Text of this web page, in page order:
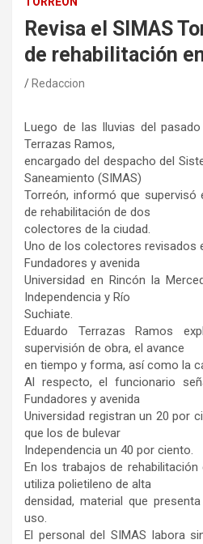
Revisa el SIMAS
de rehabilitación
Redaccion
Luego de las lluvias del
Terrazas Ramos,
encargado del despacho del
Saneamiento (SIMAS)
Torreón, informó que supervisó
de rehabilitación de dos
colectores de la ciudad.
Uno de los colectores revisados
Fundadores y avenida
Universidad en Rincón la
Independencia y Río
Suchiate.
Eduardo Terrazas Ramos
supervisión de obra, el avance
en tiempo y forma, así como la
Al respecto, el funcionario
Fundadores y avenida
Universidad registran un 20 por
que los de bulevar
Independencia un 40 por ciento.
En los trabajos de
utiliza polietileno de alta
densidad, material que
uso.
El personal del SIMAS labora